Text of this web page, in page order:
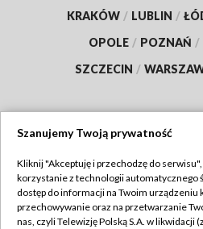
KRAKÓW / LUBLIN /
OPOLE / POZNAŃ /
SZCZECIN /
TVP
Abonament TVP
Szanujemy Twoją prywatność
Kliknij "Akceptuję i przechodzę do serwisu",
korzystanie z technologii automatycznego
dostęp do informacji na Twoim urządzeniu
przechowywanie oraz na przetwarzanie
nas, czyli Telewizję Polską S.A. w likwidacji